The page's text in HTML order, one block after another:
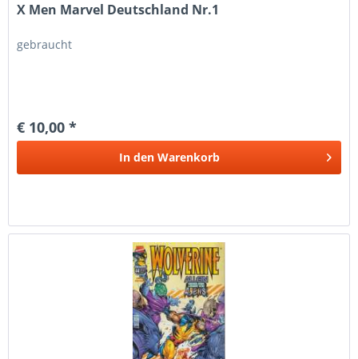
X Men Marvel Deutschland Nr.1
gebraucht
€ 10,00 *
In den Warenkorb